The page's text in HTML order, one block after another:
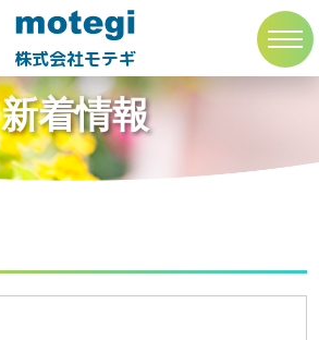
株式会社モテギ
トップページ 新着情報
新着情報